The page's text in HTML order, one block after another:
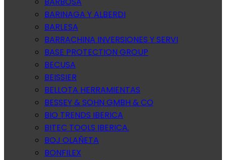
BARINAGA Y ALBERDI
BARLESA
BARRACHINA INVERSIONES Y SERVI
BASE PROTECTION GROUP
BECUSA
BEISSIER
BELLOTA HERRAMIENTAS
BESSEY & SOHN GMBH & CO
BIO TRENDS IBERICA
BITEC TOOLS IBERICA.
BOJ OLAÑETA
BONFILEX